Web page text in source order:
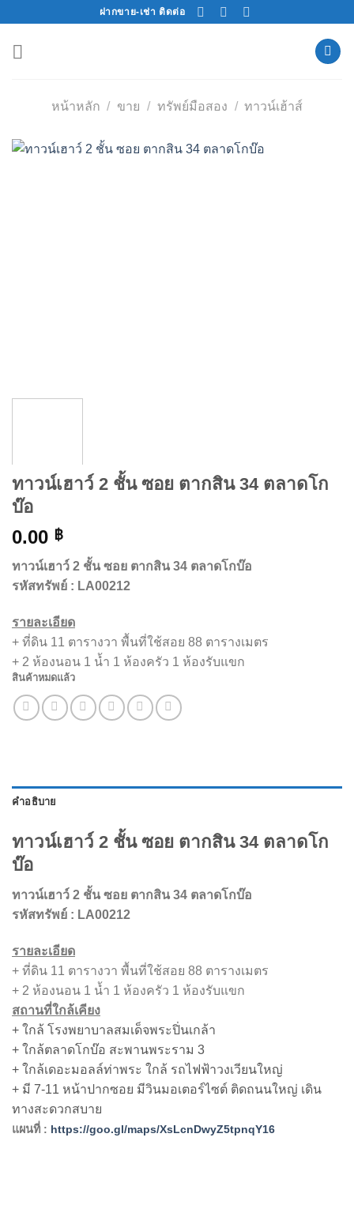
content
ฝากขาย-เช่า ติดต่อ
หน้าหลัก / ขาย / ทรัพย์มือสอง / ทาวน์เฮ้าส์
ทาวน์เฮาว์ 2 ชั้น ซอย ตากสิน 34 ตลาดโก
บ๊อ
0.00 ฿
ทาวน์เฮาว์ 2 ชั้น ซอย ตากสิน 34 ตลาดโกบ๊อ
รหัสทรัพย์ : LA00212
รายละเอียด
+ ที่ดิน 11 ตารางวา พื้นที่ใช้สอย 88 ตารางเมตร
+ 2 ห้องนอน 1 น้ำ 1 ห้องครัว 1 ห้องรับแขก
สินค้าหมดแล้ว
คำอธิบาย
ทาวน์เฮาว์ 2 ชั้น ซอย ตากสิน 34 ตลาดโก
บ๊อ
ทาวน์เฮาว์ 2 ชั้น ซอย ตากสิน 34 ตลาดโกบ๊อ
รหัสทรัพย์ : LA00212
รายละเอียด
+ ที่ดิน 11 ตารางวา พื้นที่ใช้สอย 88 ตารางเมตร
+ 2 ห้องนอน 1 น้ำ 1 ห้องครัว 1 ห้องรับแขก
สถานที่ใกล้เคียง
+ ใกล้ โรงพยาบาลสมเด็จพระปิ่นเกล้า
+ ใกล้ตลาดโกบ๊อ สะพานพระราม 3
+ ใกล้เดอะมอลล์ท่าพระ ใกล้ รถไฟฟ้าวงเวียนใหญ่
+ มี 7-11 หน้าปากซอย มีวินมอเตอร์ไซต์ ติดถนนใหญ่ เดิน
ทางสะดวกสบาย
แผนที่ : https://goo.gl/maps/XsLcnDwyZ5tpnqY16